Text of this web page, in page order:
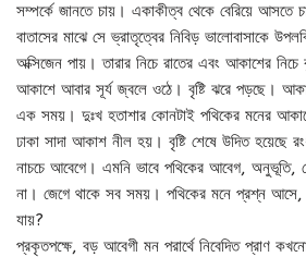
সম্পর্কে জানতে চায়। একাকীত্ব থেকে বেরিয়ে আসতে
বাতাসের মাঝে সে ভ্রাতৃত্বের নিবিড় ভালোবাসাকে
অক্সিজেন পায়। তারার নিচে রাতের এবং আকাশের নিচে
আকাশে আবার সূর্য জ্বলে ওঠে। বৃষ্টি ঝরে পড়ছে।
এক সময়। দুঃখ হতাশার কোনটাই পথিকের মনের
ঢাকা সাদা আকাশ নীল হয়। বৃষ্টি শেষে উদিত হয়েছে
নাচচে আবেগে। এমনি ভাবে পথিকের আবেগ, অনুভূতি,
না। জেগে থাকে সব সময়। পথিকের মনে প্রশ্ন আসে,
যায়?
প্রকৃতপক্ষে, বড় আবেগী মন পরার্থে নিবেদিত প্রাণ